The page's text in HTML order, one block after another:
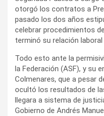
otorgó los contratos a
pasado los dos años
celebrar procedimientos
terminó su relación
Todo esto ante la
la Federación (ASF), y su
Colmenares, que a pesar
ocultó los resultados de
llegara a sistema de
Gobierno de Andrés